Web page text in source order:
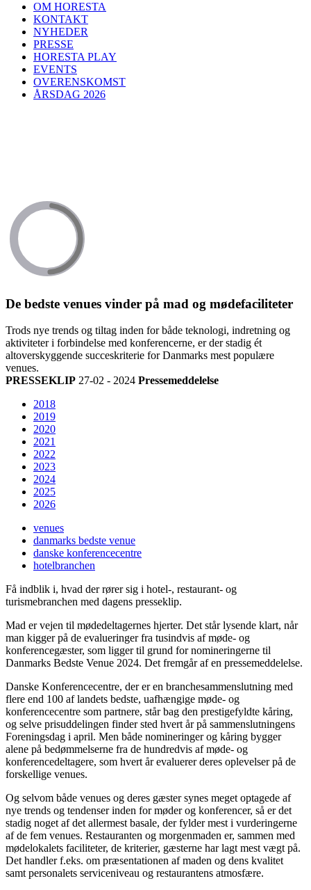
OM HORESTA
KONTAKT
NYHEDER
PRESSE
HORESTA PLAY
EVENTS
OVERENSKOMST
ÅRSDAG 2026
De bedste venues vinder på mad og mødefaciliteter
Trods nye trends og tiltag inden for både teknologi, indretning og
aktiviteter i forbindelse med konferencerne, er der stadig ét
altoverskyggende succeskriterie for Danmarks mest populære
venues.
PRESSEKLIP 27-02 - 2024 Pressemeddelelse
2018
2019
2020
2021
2022
2023
2024
2025
2026
venues
danmarks bedste venue
danske konferencecentre
hotelbranchen
Få indblik i, hvad der rører sig i hotel-, restaurant- og
turismebranchen med dagens presseklip.
Mad er vejen til mødedeltagernes hjerter. Det står lysende klart, når
man kigger på de evalueringer fra tusindvis af møde- og
konferencegæster, som ligger til grund for nomineringerne til
Danmarks Bedste Venue 2024. Det fremgår af en pressemeddelelse.
Danske Konferencecentre, der er en branchesammenslutning med
flere end 100 af landets bedste, uafhængige møde- og
konferencecentre som partnere, står bag den prestigefyldte kåring,
og selve prisuddelingen finder sted hvert år på sammenslutningens
Foreningsdag i april. Men både nomineringer og kåring bygger
alene på bedømmelserne fra de hundredvis af møde- og
konferencedeltagere, som hvert år evaluerer deres oplevelser på de
forskellige venues.
Og selvom både venues og deres gæster synes meget optagede af
nye trends og tendenser inden for møder og konferencer, så er det
stadig noget af det allermest basale, der fylder mest i vurderingerne
af de fem venues. Restauranten og morgenmaden er, sammen med
mødelokalets faciliteter, de kriterier, gæsterne har lagt mest vægt på.
Det handler f.eks. om præsentationen af maden og dens kvalitet
samt personalets serviceniveau og restaurantens atmosfære.